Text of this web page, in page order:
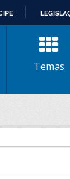
Temas